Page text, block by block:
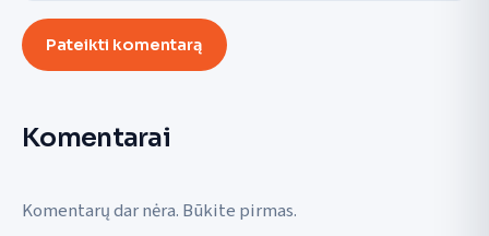
Pateikti komentarą
Komentarai
Komentarų dar nėra. Būkite pirmas.